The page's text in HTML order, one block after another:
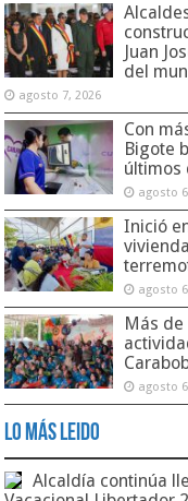
Juan
del
agosto 7, 2026
Con
Bigote
últimos
agosto
Inició
agosto
Más
agosto
Lo Más Leido
Alcaldía continúa